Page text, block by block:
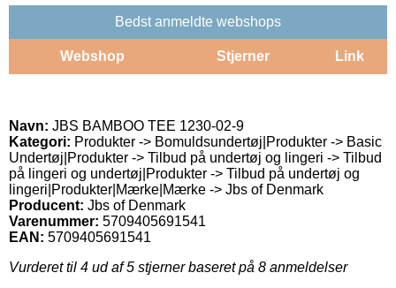
Bedst anmeldte webshops
Webshop Stjerner Link
Navn: JBS BAMBOO TEE 1230-02-9
Kategori: Produkter -> Bomuldsundertøj|Produkter -> Basic
Undertøj|Produkter -> Tilbud på undertøj og lingeri -> Tilbud
på lingeri og undertøj|Produkter -> Tilbud på undertøj og
lingeri|Produkter|Mærke|Mærke -> Jbs of Denmark
Producent: Jbs of Denmark
Varenummer: 5709405691541
EAN: 5709405691541
Vurderet til 4 ud af 5 stjerner baseret på 8 anmeldelser